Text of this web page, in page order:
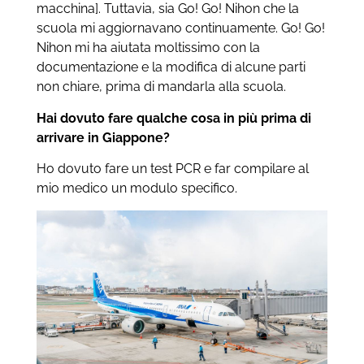
macchina]. Tuttavia, sia Go! Go! Nihon che la
scuola mi aggiornavano continuamente. Go! Go!
Nihon mi ha aiutata moltissimo con la
documentazione e la modifica di alcune parti
non chiare, prima di mandarla alla scuola.
Hai dovuto fare qualche cosa in più prima di
arrivare in Giappone?
Ho dovuto fare un test PCR e far compilare al
mio medico un modulo specifico.